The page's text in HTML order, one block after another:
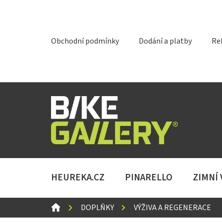
Obchodní podmínky Dodání a platby
HEUREKA.CZ PINARELLO ZIMNÍ
DOMŮDOPLŇKY VÝŽIVA A REGENERACE